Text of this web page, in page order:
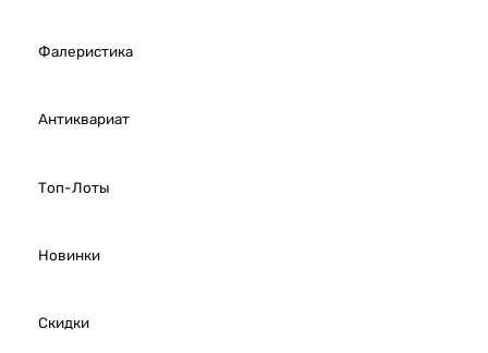
Фалеристика
Антиквариат
Топ-Лоты
Новинки
Скидки